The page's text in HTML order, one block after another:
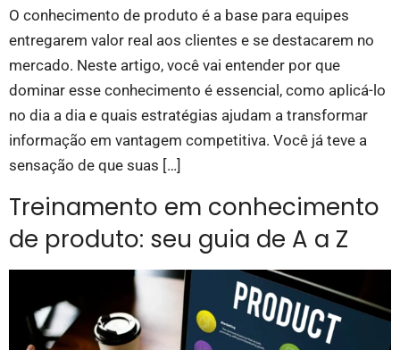
O conhecimento de produto é a base para equipes
entregarem valor real aos clientes e se destacarem no
mercado. Neste artigo, você vai entender por que
dominar esse conhecimento é essencial, como aplicá-lo
no dia a dia e quais estratégias ajudam a transformar
informação em vantagem competitiva. Você já teve a
sensação de que suas […]
Treinamento em conhecimento
de produto: seu guia de A a Z